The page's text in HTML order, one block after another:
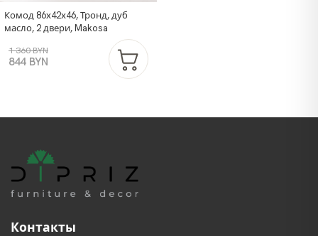
Комод 86х42х46, Тронд, дуб
масло, 2 двери, Makosa
1 360 BYN
844 BYN
Контакты